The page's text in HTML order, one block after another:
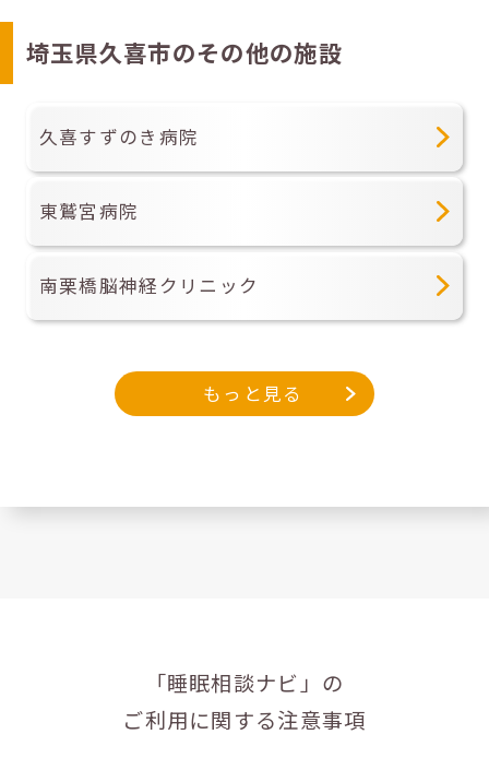
埼玉県久喜市のその他の施設
久喜すずのき病院
東鷲宮病院
南栗橋脳神経クリニック
もっと見る
「睡眠相談ナビ」の
ご利用に関する注意事項